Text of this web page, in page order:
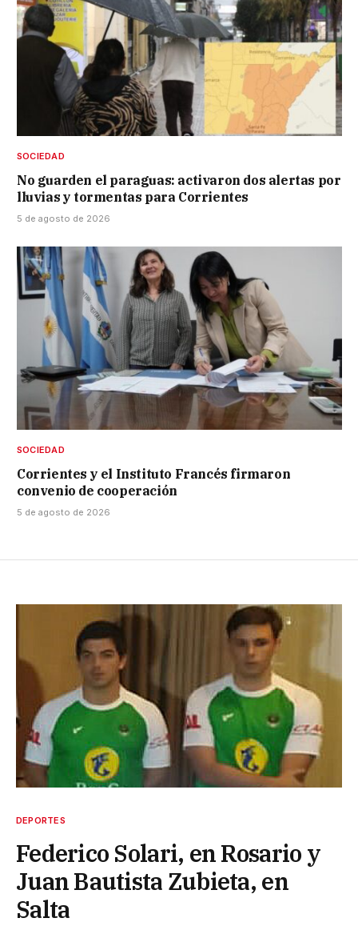
SOCIEDAD
No guarden el paraguas: activaron dos alertas por
lluvias y tormentas para Corrientes
5 de agosto de 2026
SOCIEDAD
Corrientes y el Instituto Francés firmaron
convenio de cooperación
5 de agosto de 2026
DEPORTES
Federico Solari, en Rosario y
Juan Bautista Zubieta, en
Salta